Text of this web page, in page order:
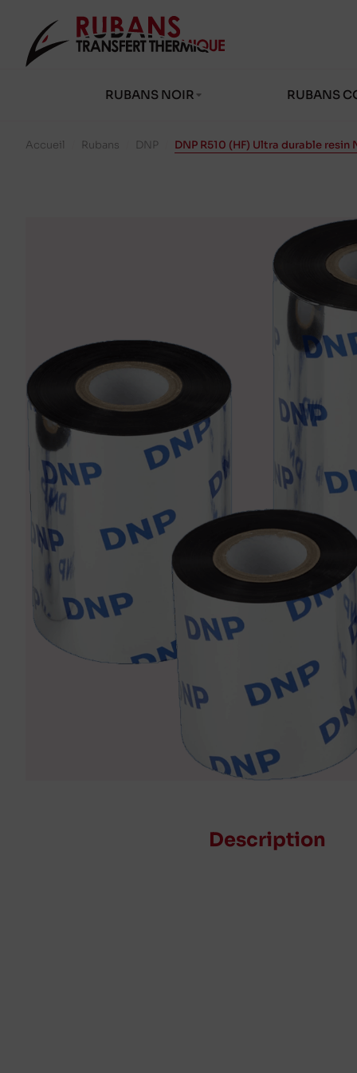
RUBANS NOIR RUBANS
Accueil Rubans DNP DNP R510 (HF) Ultra durable
Description